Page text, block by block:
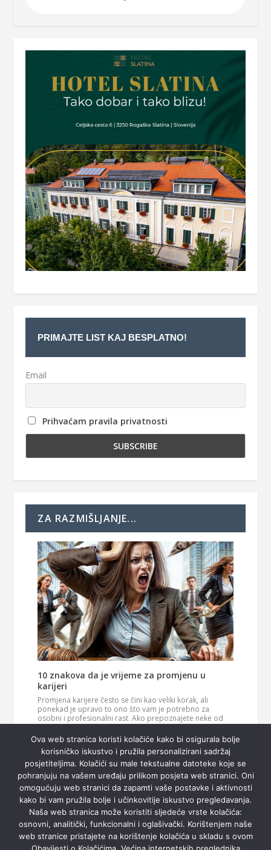
PRIMAJTE LIST KAJ BESPLATNO!
Email
Prihvaćam pravila privatnosti
ZA RAZMIŠLJANJE...
10 znakova da je vrijeme za promjenu u
karijeri
Promjena karijere često se čini kao veliki korak, ali
ponekad je upravo to ono što vam je potrebno za
osobni i profesionalni rast. Ako prepoznajete neke od
ovih znakova, možda je vrijeme da razmislite o novom
smjeru u svom životu. 1. Vaš posao više vas…Pročitaj
više
Ova web stranica koristi kolačiće kako bi osigurala bolje
korisničko iskustvo i pružila personalizirani sadržaj
posjetiteljima. Kolačići su male tekstualne datoteke koje se
pohranjuju na vašem uređaju prilikom posjeta web stranici. Oni
omogućuju web stranici da zapamti vaše postavke i aktivnosti
kako bi vam pružila bolje i učinkovitije iskustvo pregledavanja.
Naša web stranica može koristiti sljedeće vrste kolačića:
osnovni, analitički, funkcionalni i oglašivački. Korištenjem naše
web stranice pristajete na korištenje kolačića u skladu s ovom